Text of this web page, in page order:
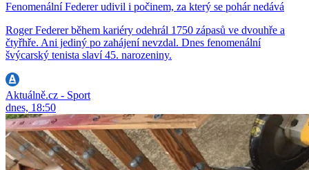
Fenomenální Federer udivil i počinem, za který se pohár nedává
Roger Federer během kariéry odehrál 1750 zápasů ve dvouhře a
čtyřhře. Ani jediný po zahájení nevzdal. Dnes fenomenální
švýcarský tenista slaví 45. narozeniny.
Aktuálně.cz - Sport
dnes, 18:50